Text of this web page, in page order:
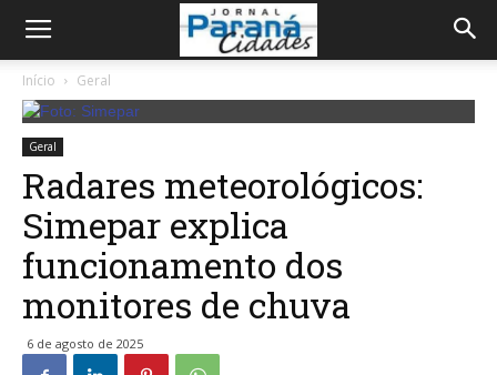
Início Geral
Geral
Radares meteorológicos:
Simepar explica
funcionamento dos
monitores de chuva
6 de agosto de 2025